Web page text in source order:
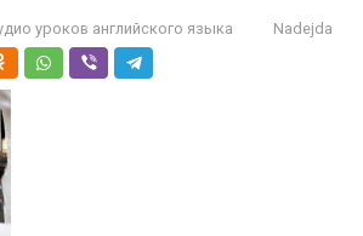
уроков английского языка Nadejda